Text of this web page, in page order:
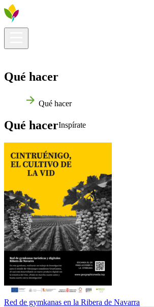
Qué hacer
Qué hacer
Qué hacerInspírate
Red de gymkanas en la Ribera de Navarra